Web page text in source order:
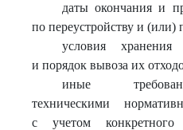
даты окончания и
по переустройству и (или)
условия хранения
и порядок вывоза их
иные
техническими
с учетом